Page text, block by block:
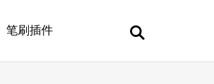
笔刷插件